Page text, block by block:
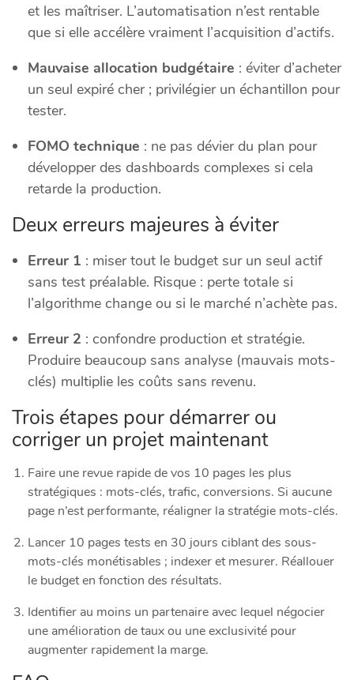
et les maîtriser. L’automatisation n’est rentable
que si elle accélère vraiment l’acquisition d’actifs.
Mauvaise allocation budgétaire : éviter d’acheter
un seul expiré cher ; privilégier un échantillon pour
tester.
FOMO technique : ne pas dévier du plan pour
développer des dashboards complexes si cela
retarde la production.
Deux erreurs majeures à éviter
Erreur 1 : miser tout le budget sur un seul actif
sans test préalable. Risque : perte totale si
l’algorithme change ou si le marché n’achète pas.
Erreur 2 : confondre production et stratégie.
Produire beaucoup sans analyse (mauvais mots-
clés) multiplie les coûts sans revenu.
Trois étapes pour démarrer ou
corriger un projet maintenant
Faire une revue rapide de vos 10 pages les plus
stratégiques : mots-clés, trafic, conversions. Si aucune
page n’est performante, réaligner la stratégie mots-clés.
Lancer 10 pages tests en 30 jours ciblant des sous-
mots-clés monétisables ; indexer et mesurer. Réallouer
le budget en fonction des résultats.
Identifier au moins un partenaire avec lequel négocier
une amélioration de taux ou une exclusivité pour
augmenter rapidement la marge.